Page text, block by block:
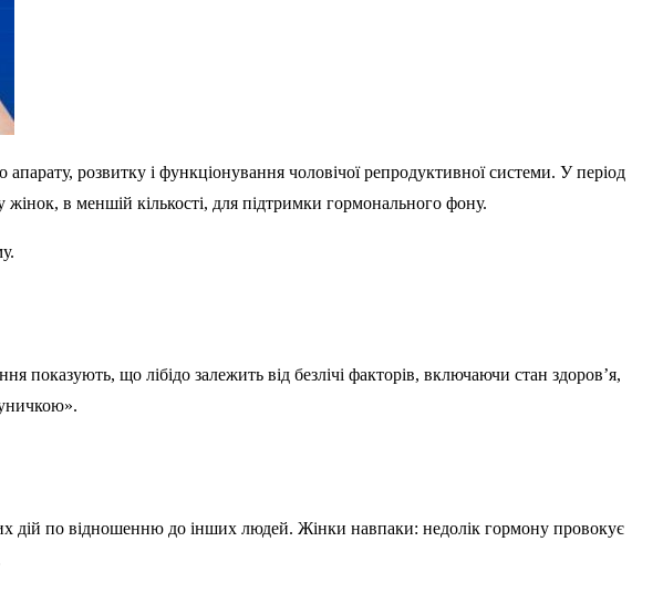
розвитку і функціонування чоловічої репродуктивної системи. У період
в меншій кількості, для підтримки гормонального фону.
показують, що лібідо залежить від безлічі факторів, включаючи стан здоров’я,
дій по відношенню до інших людей. Жінки навпаки: недолік гормону провокує